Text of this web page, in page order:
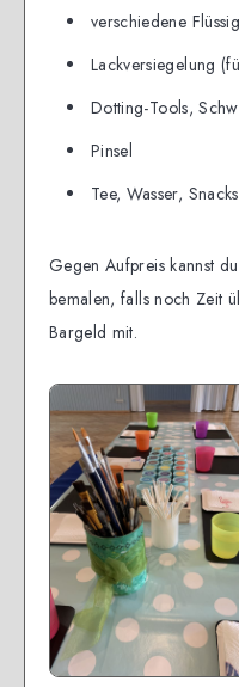
verschiedene
Lackversiegelung
Dotting-Tools,
Pinsel
Tee, Wasser, Snacks
Gegen Aufpreis kannst
bemalen, falls noch Zeit
Bargeld mit.